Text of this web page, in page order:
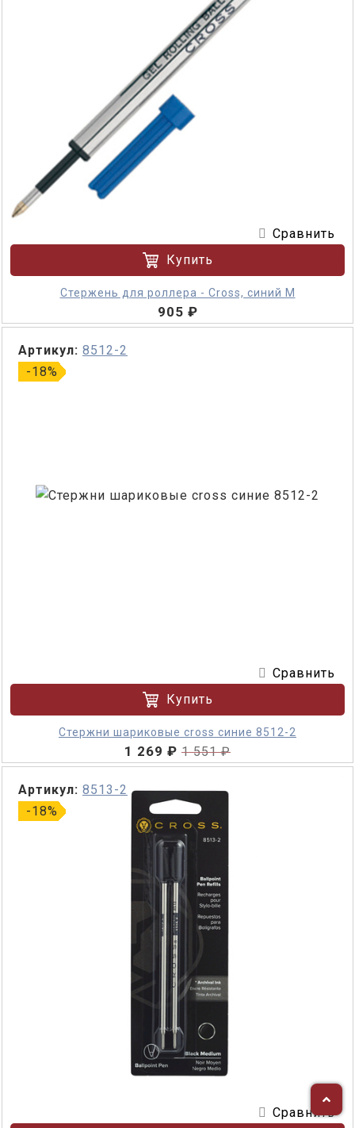
Сравнить
Купить
Стержень для роллера - Cross, синий M
905 ₽
-18%
Артикул: 8512-2
Сравнить
Купить
Стержни шариковые cross синие 8512-2
1 269 ₽ 1 551 ₽
-18%
Артикул: 8513-2
Сравнить